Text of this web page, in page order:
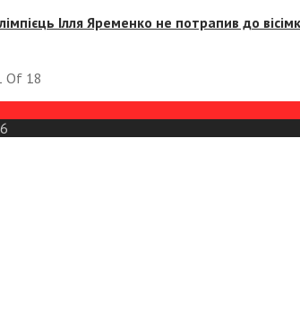
Ілля Яременко не потрапив до
Of 18